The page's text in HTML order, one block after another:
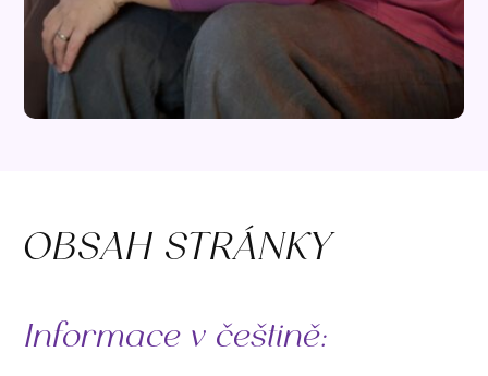
OBSAH STRÁNKY
Informace v češtině: